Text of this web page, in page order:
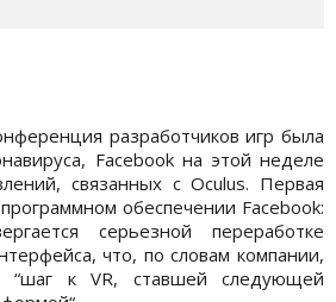
разработчиков игр была
Facebook на этой неделе
связанных с Oculus. Первая
обеспечении Facebook:
серьезной переработке
что, по словам компании,
“шаг к VR, ставшей следующей